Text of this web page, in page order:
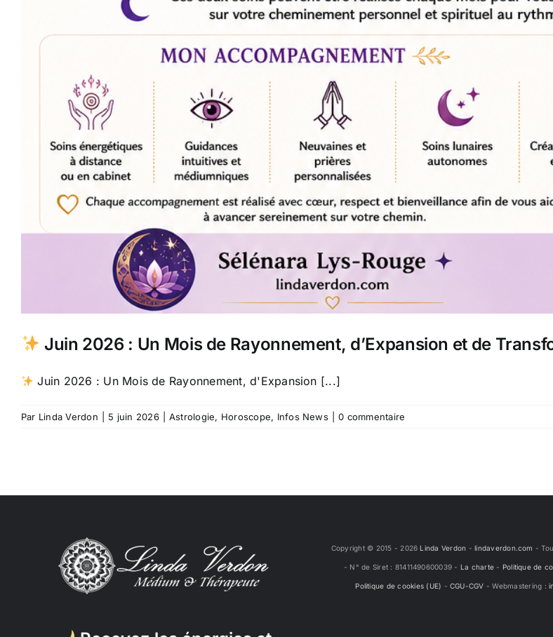
Juin 2026 : Un Mois de Rayonnement, d’Expansion et de
Juin 2026 : Un Mois de Rayonnement, d'Expansion [...]
Par Linda Verdon 5 juin 2026 Astrologie, Horoscope, Infos News 0 commentaire
Copyright © 2015 - 2026 Linda Verdon -lindaverdon.com -
- N° de Siret : 81411490600039 - La charte - Politique de
Politique de cookies (UE) -CGU-CGV - Webmastering :